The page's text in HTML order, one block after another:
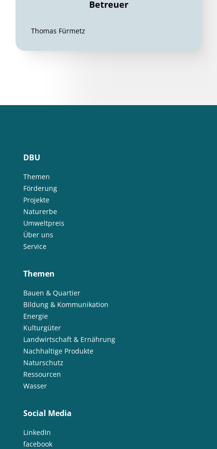
Betreuer
Thomas Fürmetz
DBU
Themen
Förderung
Projekte
Naturerbe
Umweltpreis
Über uns
Service
Themen
Bauen & Quartier
Bildung & Kommunikation
Energie
Kulturgüter
Landwirtschaft & Ernährung
Nachhaltige Produkte
Naturschutz
Ressourcen
Wasser
Social Media
LinkedIn
facebook